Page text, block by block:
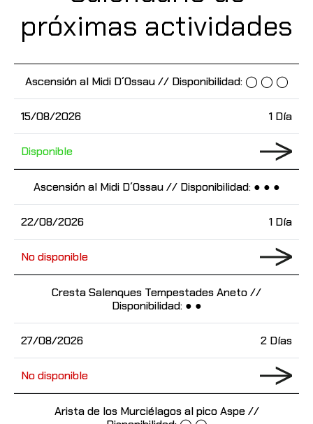
próximas actividades
15/08/2026
Ascensión al Midi D´Ossau // Disponibilidad: ◯ ◯ ◯
1 Día
Disponible
22/08/2026
Ascensión al Midi D´Ossau // Disponibilidad: ● ● ●
1 Día
No disponible
27/08/2026
Cresta Salenques Tempestades Aneto //
Disponibilidad: ● ●
2 Días
No disponible
Arista de los Murciélagos al pico Aspe //